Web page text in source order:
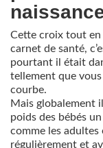
Cette croix tout en
carnet de santé,
pourtant il était
tellement que vous
courbe.
Mais globalement
poids des bébés
comme les adultes
régulièrement et